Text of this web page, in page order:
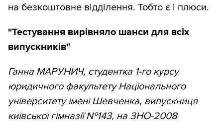
на безкоштовне відділення. Тобто є і плюси.
"Тестування вирівняло шанси для всіх
випускників"
Ганна МАРУНИЧ, студентка 1-го курсу
юридичного факультету Національного
університету імені Шевченка, випускниця
київської гімназії №143, на ЗНО-2008